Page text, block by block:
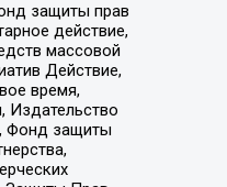
защиты прав
действие,
массовой
Действие,
время,
Издательство
Фонд защиты